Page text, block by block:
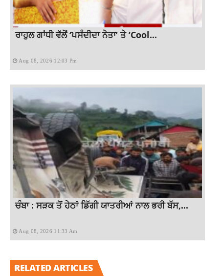
ਰਾਹੁਲ ਗਾਂਧੀ ਵੱਲੋਂ ‘ਪਸੰਦੀਦਾ ਨੇਤਾ’ ਤੇ ‘Cool...
Aug 08, 2026 12:03 Pm
ਚੰਬਾ : ਸੜਕ ਤੋਂ ਹੇਠਾਂ ਡਿੱਗੀ ਯਾਤਰੀਆਂ ਨਾਲ ਭਰੀ ਬੱਸ,...
Aug 08, 2026 11:33 Am
RELATED ARTICLES